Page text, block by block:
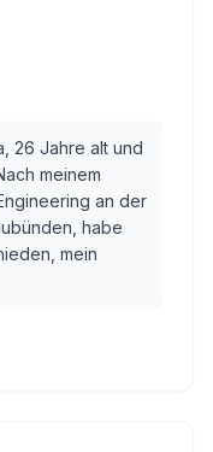
26 Jahre alt und
meinem
an der
habe
mein